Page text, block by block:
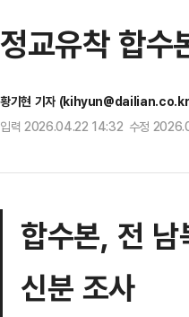
정교유착 합
황기현 기자
입력 2026.04.22 14:32 수정
합수본, 전
신분 조사